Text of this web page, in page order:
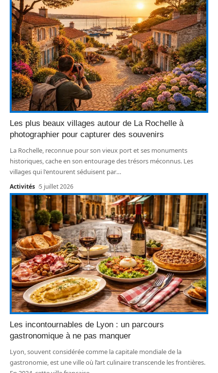
Les plus beaux villages autour de La Rochelle à
photographier pour capturer des souvenirs
La Rochelle, reconnue pour son vieux port et ses monuments
historiques, cache en son entourage des trésors méconnus. Les
villages qui l'entourent séduisent par…
Activités 5 juillet 2026
Les incontournables de Lyon : un parcours
gastronomique à ne pas manquer
Lyon, souvent considérée comme la capitale mondiale de la
gastronomie, est une ville où l’art culinaire transcende les frontières.